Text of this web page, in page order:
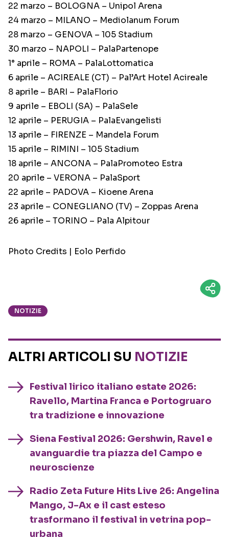
22 marzo – BOLOGNA – Unipol Arena
24 marzo – MILANO – Mediolanum Forum
28 marzo – GENOVA – 105 Stadium
30 marzo – NAPOLI – PalaPartenope
1° aprile – ROMA – PalaLottomatica
6 aprile – ACIREALE (CT) – Pal’Art Hotel Acireale
8 aprile – BARI – PalaFlorio
9 aprile – EBOLI (SA) – PalaSele
12 aprile – PERUGIA – PalaEvangelisti
13 aprile – FIRENZE – Mandela Forum
15 aprile – RIMINI – 105 Stadium
18 aprile – ANCONA – PalaPromoteo Estra
20 aprile – VERONA – PalaSport
22 aprile – PADOVA – Kioene Arena
23 aprile – CONEGLIANO (TV) – Zoppas Arena
26 aprile – TORINO – Pala Alpitour
Photo Credits | Eolo Perfido
NOTIZIE
ALTRI ARTICOLI SU NOTIZIE
Festival lirico italiano estate 2026:
Ravello, Martina Franca e Portogruaro
tra tradizione e innovazione
Siena Festival 2026: Gershwin, Ravel e
avanguardie tra piazza del Campo e
neuroscienze
Radio Zeta Future Hits Live 26: Angelina
Mango, J-Ax e il cast esteso
trasformano il festival in vetrina pop-
urbana